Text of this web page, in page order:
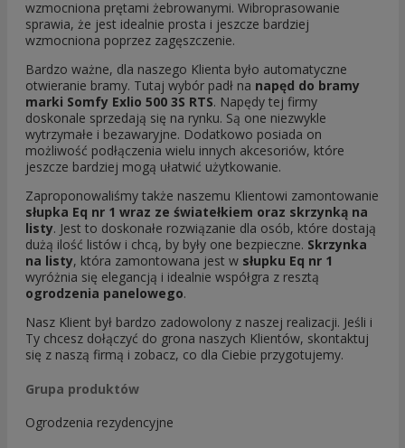
wzmocniona prętami żebrowanymi. Wibroprasowanie
sprawia, że jest idealnie prosta i jeszcze bardziej
wzmocniona poprzez zagęszczenie.
Bardzo ważne, dla naszego Klienta było automatyczne
otwieranie bramy. Tutaj wybór padł na napęd do bramy
marki Somfy Exlio 500 3S RTS. Napędy tej firmy
doskonale sprzedają się na rynku. Są one niezwykle
wytrzymałe i bezawaryjne. Dodatkowo posiada on
możliwość podłączenia wielu innych akcesoriów, które
jeszcze bardziej mogą ułatwić użytkowanie.
Zaproponowaliśmy także naszemu Klientowi zamontowanie
słupka Eq nr 1 wraz ze światełkiem oraz skrzynką na
listy. Jest to doskonałe rozwiązanie dla osób, które dostają
dużą ilość listów i chcą, by były one bezpieczne. Skrzynka
na listy, która zamontowana jest w słupku Eq nr 1
wyróżnia się elegancją i idealnie współgra z resztą
ogrodzenia panelowego.
Nasz Klient był bardzo zadowolony z naszej realizacji. Jeśli i
Ty chcesz dołączyć do grona naszych Klientów, skontaktuj
się z naszą firmą i zobacz, co dla Ciebie przygotujemy.
Grupa produktów
Ogrodzenia rezydencyjne